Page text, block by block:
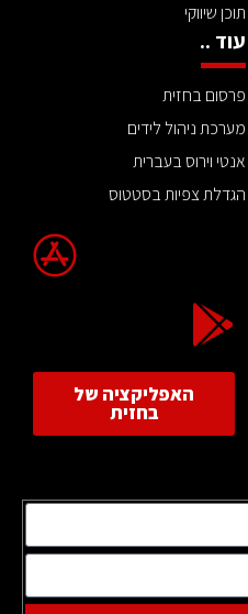
תוכן שיווקי
עוד ..
פרסום בחזית
מערכת ניהול לידים
אנטי וירוס בעברית
הגדלת צפיות בסטטוס
האפליקציה של
בחזית